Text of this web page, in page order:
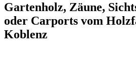
Gartenholz, Zäune,
oder Carports vom
Koblenz